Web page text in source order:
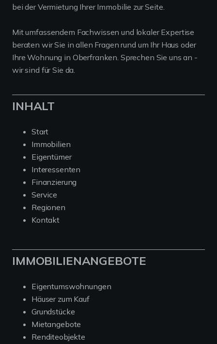
bei der Vermietung Ihrer Immobilie zur Seite.
Mit umfassendem Fachwissen und lokaler Expertise
beraten wir Sie in allen Fragen rund um Ihr Haus oder
Ihre Wohnung in Oberfranken. Sprechen Sie uns an -
wir sind für Sie da.
INHALT
Start
Immobilien
Eigentümer
Interessenten
Finanzierung
Service
Regionen
Kontakt
IMMOBILIENANGEBOTE
Eigentumswohnungen
Häuser zum Kauf
Grundstücke
Mietangebote
Renditeobjekte